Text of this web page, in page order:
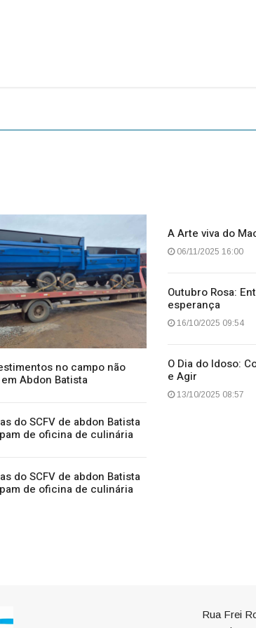
no campo não
Abdon Batista
do SCFV de abdon Batista
de oficina de culinária
do SCFV de abdon Batista
de oficina de culinária
A Arte viva do
06/11/2025 16:00
Outubro Rosa:
esperança
16/10/2025 09:54
O Dia do Idoso:
e Agir
13/10/2025 08:57
Rua Frei